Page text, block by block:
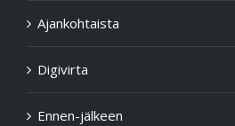
Ajankohtaista
Digivirta
Ennen-jälkeen